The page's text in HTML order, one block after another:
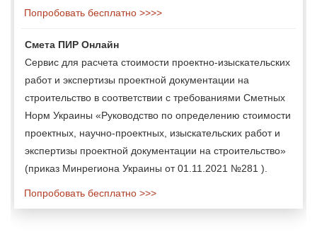
Попробовать бесплатно >>>>
Смета ПИР Онлайн
Сервис для расчета стоимости проектно-изыскательских
работ и экспертизы проектной документации на
строительство в соответствии с требованиями Сметных
Норм Украины «Руководство по определению стоимости
проектных, научно-проектных, изыскательских работ и
экспертизы проектной документации на строительство»
(приказ Минрегиона Украины от 01.11.2021 №281 ).
Попробовать бесплатно >>>